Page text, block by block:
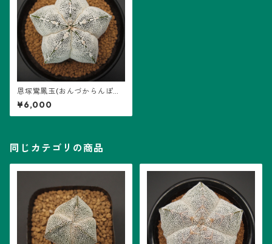
恩塚鸞鳳玉(おんづからんぽう
ぎょく)・アストロフィツム属
(B01) ※実生
¥6,000
同じカテゴリの商品